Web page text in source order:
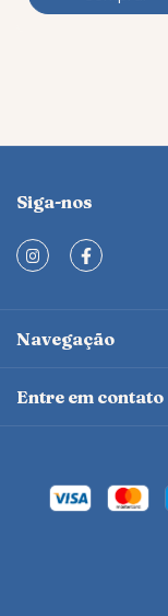
Siga-nos
Navegação
Entre em contato